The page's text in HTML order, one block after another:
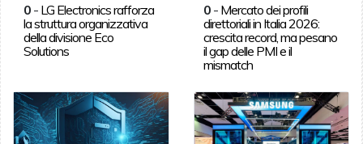
0- LG Electronics rafforza
la struttura organizzativa
della divisione Eco
Solutions
0 - Mercato dei profili
direttoriali in Italia 2026:
crescita record, ma pesano
il gap delle PMI e il
mismatch